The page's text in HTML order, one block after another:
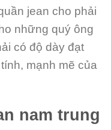
jean cho phải
những quý ông
có độ dày đạt
mạnh mẽ của
nam trung